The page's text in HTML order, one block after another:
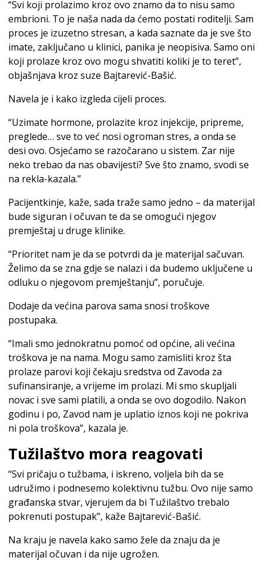
“Svi koji prolazimo kroz ovo znamo da to nisu samo
embrioni. To je naša nada da ćemo postati roditelji. Sam
proces je izuzetno stresan, a kada saznate da je sve što
imate, zaključano u klinici, panika je neopisiva. Samo oni
koji prolaze kroz ovo mogu shvatiti koliki je to teret”,
objašnjava kroz suze Bajtarević-Bašić.
Navela je i kako izgleda cijeli proces.
“Uzimate hormone, prolazite kroz injekcije, pripreme,
preglede… sve to već nosi ogroman stres, a onda se
desi ovo. Osjećamo se razočarano u sistem. Zar nije
neko trebao da nas obavijesti? Sve što znamo, svodi se
na rekla-kazala.”
Pacijentkinje, kaže, sada traže samo jedno – da materijal
bude siguran i očuvan te da se omogući njegov
premještaj u druge klinike.
“Prioritet nam je da se potvrdi da je materijal sačuvan.
Želimo da se zna gdje se nalazi i da budemo uključene u
odluku o njegovom premještanju”, poručuje.
Dodaje da većina parova sama snosi troškove
postupaka.
“Imali smo jednokratnu pomoć od općine, ali većina
troškova je na nama. Mogu samo zamisliti kroz šta
prolaze parovi koji čekaju sredstva od Zavoda za
sufinansiranje, a vrijeme im prolazi. Mi smo skupljali
novac i sve sami platili, a onda se ovo dogodilo. Nakon
godinu i po, Zavod nam je uplatio iznos koji ne pokriva
ni pola troškova”, kazala je.
Tužilaštvo mora reagovati
“Svi pričaju o tužbama, i iskreno, voljela bih da se
udružimo i podnesemo kolektivnu tužbu. Ovo nije samo
građanska stvar, vjerujem da bi Tužilaštvo trebalo
pokrenuti postupak”, kaže Bajtarević-Bašić.
Na kraju je navela kako samo žele da znaju da je
materijal očuvan i da nije ugrožen.